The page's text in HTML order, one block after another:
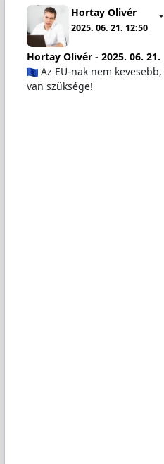
Hortay Olivér
2025. 06. 21. 12:50
Hortay Olivér- 2025. 06. 21.
Az EU-nak nem
van szüksége!